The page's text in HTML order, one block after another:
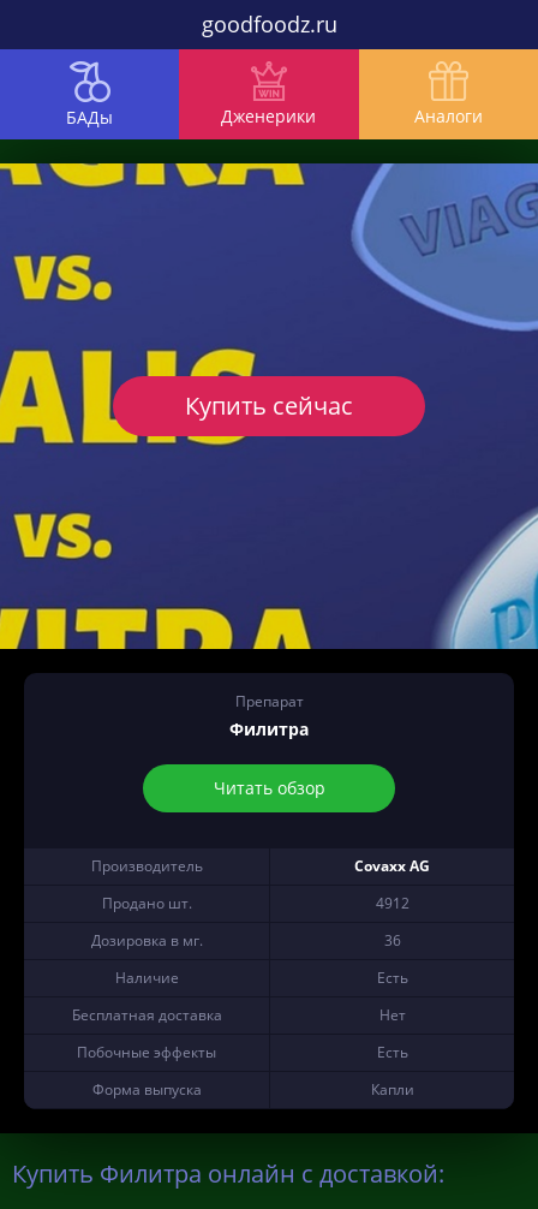
goodfoodz.ru
БАДы Дженерики Аналоги
Препарат
Филитра
Читать обзор
Производитель
Covaxx AG
Продано шт.
4912
Дозировка в мг.
36
Наличие
Есть
Бесплатная доставка
Нет
Побочные эффекты
Есть
Форма выпуска
Капли
Купить сейчас
Купить Филитра онлайн с доставкой: